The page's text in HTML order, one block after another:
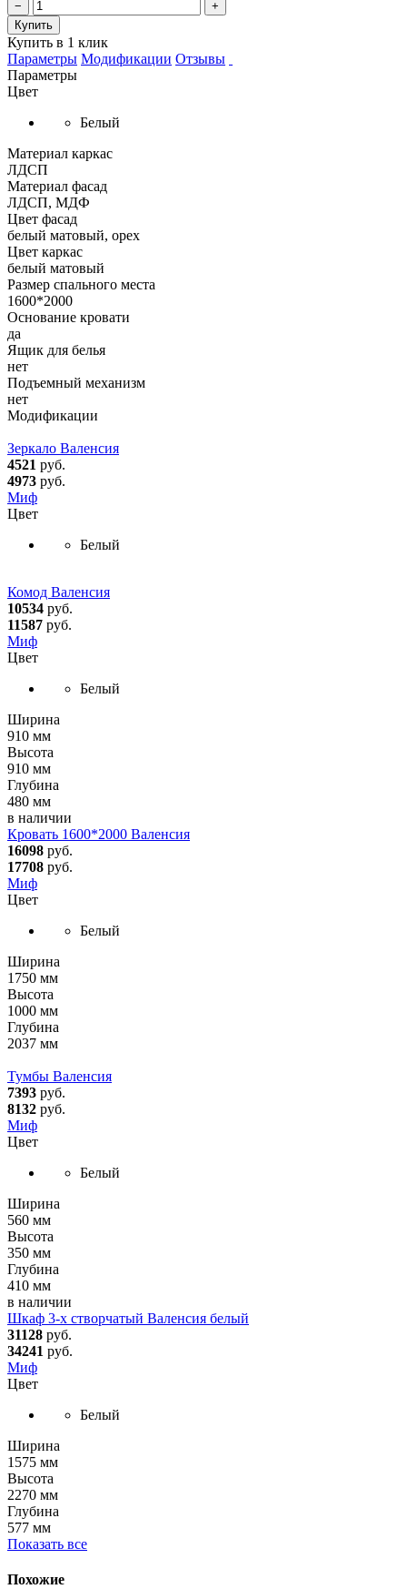
−
+
Купить
Купить в 1 клик
Параметры Модификации Отзывы
Параметры
Цвет
Белый
Материал каркас
ЛДСП
Материал фасад
ЛДСП, МДФ
Цвет фасад
белый матовый, орех
Цвет каркас
белый матовый
Размер спального места
1600*2000
Основание кровати
да
Ящик для белья
нет
Подъемный механизм
нет
Модификации
Зеркало Валенсия
4521 руб.
4973 руб.
Миф
Цвет
Белый
Комод Валенсия
10534 руб.
11587 руб.
Миф
Цвет
Белый
Ширина
910 мм
Высота
910 мм
Глубина
480 мм
в наличии
Кровать 1600*2000 Валенсия
16098 руб.
17708 руб.
Миф
Цвет
Белый
Ширина
1750 мм
Высота
1000 мм
Глубина
2037 мм
Тумбы Валенсия
7393 руб.
8132 руб.
Миф
Цвет
Белый
Ширина
560 мм
Высота
350 мм
Глубина
410 мм
в наличии
Шкаф 3-х створчатый Валенсия белый
31128 руб.
34241 руб.
Миф
Цвет
Белый
Ширина
1575 мм
Высота
2270 мм
Глубина
577 мм
Показать все
Похожие